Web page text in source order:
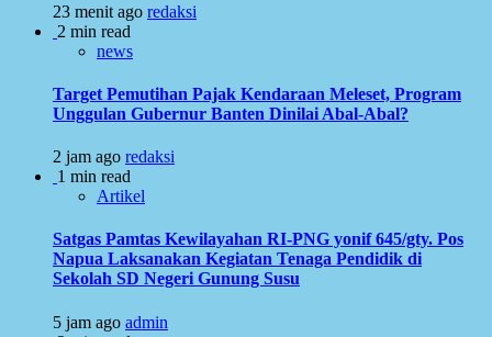
23 menit ago redaksi
2 min read
news
Target Pemutihan Pajak Kendaraan Meleset, Program
Unggulan Gubernur Banten Dinilai Abal-Abal?
2 jam ago redaksi
1 min read
Artikel
Satgas Pamtas Kewilayahan RI-PNG yonif 645/gty. Pos
Napua Laksanakan Kegiatan Tenaga Pendidik di
Sekolah SD Negeri Gunung Susu
5 jam ago admin